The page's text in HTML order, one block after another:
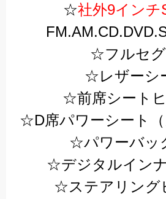
☆社外9インチ
☆フルセ
☆レザーシ
☆前席シート
☆D席パワーシート（
☆パワーバッ
☆デジタルイン
☆ステアリング